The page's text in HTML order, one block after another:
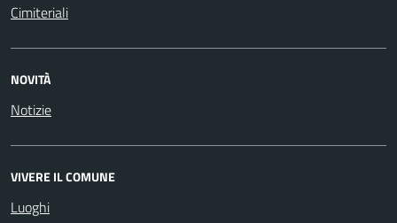
Cimiteriali
NOVITÀ
Notizie
VIVERE IL COMUNE
Luoghi